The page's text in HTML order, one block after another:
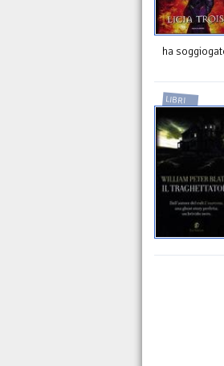
ha
LIBRI